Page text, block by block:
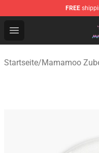
FREE
Open menu
Mamamoo Store -
Startseite/Mamamoo